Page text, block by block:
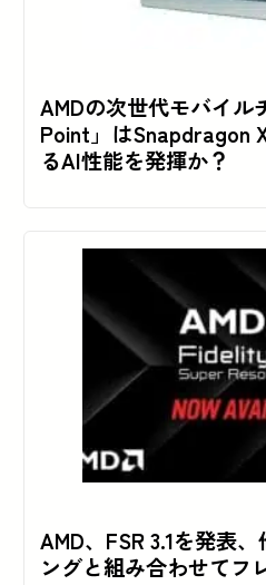
AMDの次世代モバイル
Point」はSnapdragon
るAI性能を発揮か？
AMD、FSR 3.1を発表
ングと組み合わせてフ